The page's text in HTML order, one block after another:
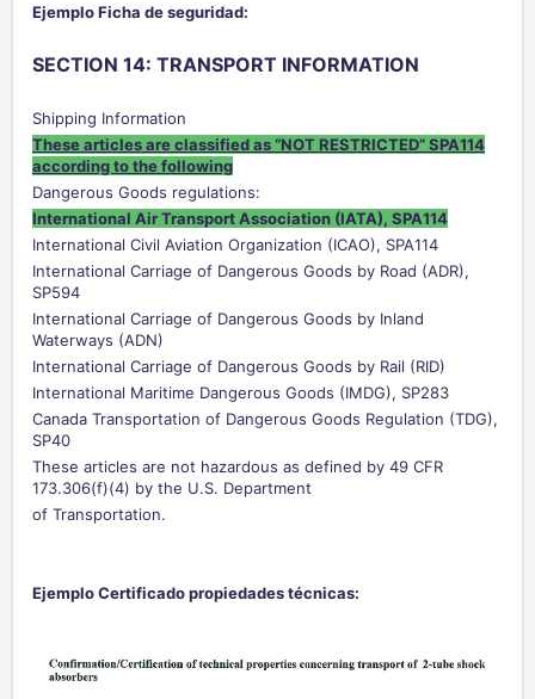
Ejemplo Ficha de seguridad:
SECTION 14: TRANSPORT INFORMATION
Shipping Information
These articles are classified as “NOT RESTRICTED” SPA114
according to the following
Dangerous Goods regulations:
International Air Transport Association (IATA), SPA114
International Civil Aviation Organization (ICAO), SPA114
International Carriage of Dangerous Goods by Road (ADR),
SP594
International Carriage of Dangerous Goods by Inland
Waterways (ADN)
International Carriage of Dangerous Goods by Rail (RID)
International Maritime Dangerous Goods (IMDG), SP283
Canada Transportation of Dangerous Goods Regulation (TDG),
SP40
These articles are not hazardous as defined by 49 CFR
173.306(f)(4) by the U.S. Department
of Transportation.
Ejemplo Certificado propiedades técnicas: